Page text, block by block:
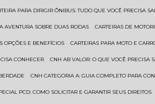
PARA DIRIGIR ÔNIBUS: TUDO QUE VOCÊ PRECISA
AVENTURA SOBRE DUAS RODAS CARTEIRAS DE
OPÇÕES E BENEFÍCIOS CARTEIRAS PARA MOTO E
CONHECER CNH AB VALOR: O QUE VOCÊ PRECISA
CNH CATEGORIA A: GUIA COMPLETO PARA
PCD: COMO SOLICITAR E GARANTIR SEUS DIREITOS